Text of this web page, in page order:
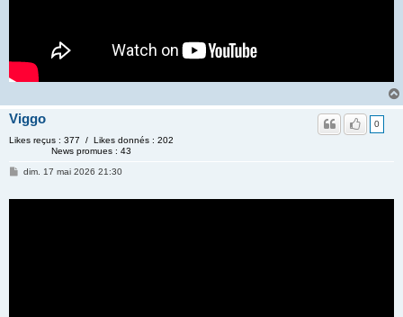
Viggo
Likes reçus : 377 / Likes donnés : 202
News promues : 43
0
dim. 17 mai 2026 21:30